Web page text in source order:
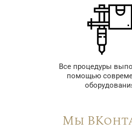
Все процедуры
помощью
Мы